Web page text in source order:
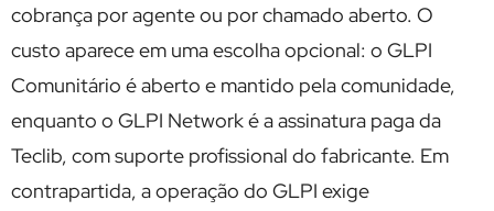
cobrança por agente ou por chamado aberto. O
custo aparece em uma escolha opcional: o GLPI
Comunitário é aberto e mantido pela comunidade,
enquanto o GLPI Network é a assinatura paga da
Teclib, com suporte profissional do fabricante. Em
contrapartida, a operação do GLPI exige